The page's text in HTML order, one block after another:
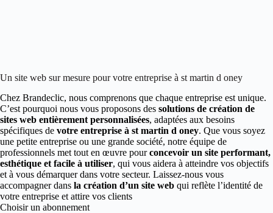
Un site web sur mesure pour votre entreprise à st martin d oney
Chez Brandeclic, nous comprenons que chaque entreprise est unique.
C’est pourquoi nous vous proposons des solutions de création de
sites web entièrement personnalisées, adaptées aux besoins
spécifiques de votre entreprise à st martin d oney. Que vous soyez
une petite entreprise ou une grande société, notre équipe de
professionnels met tout en œuvre pourconcevoir un site performant,
esthétique et facile à utiliser, qui vous aidera à atteindre vos objectifs
et à vous démarquer dans votre secteur. Laissez-nous vous
accompagner dans la création d’un site web qui reflète l’identité de
votre entreprise et attire vos clients
Choisir un abonnement